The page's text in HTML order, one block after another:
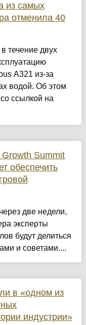
из самых
отменила 40
течение двух
A321 из-за
водой. Об этом
ссылкой на
Summit
обеспечить
две недели,
эксперты
будут делиться
и советами....
в «одном из
индустрии»